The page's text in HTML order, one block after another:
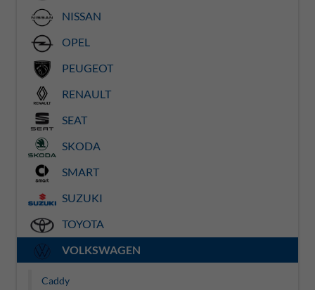
NISSAN
OPEL
PEUGEOT
RENAULT
SEAT
SKODA
SMART
SUZUKI
TOYOTA
VOLKSWAGEN
Caddy